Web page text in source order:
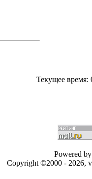
Текущее время:
Powered
Copyright ©2000 - 2026,